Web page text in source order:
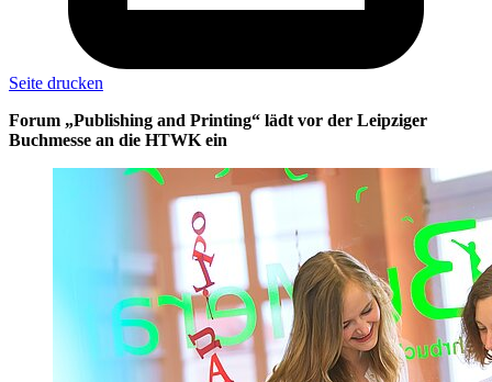
Seite drucken
Forum „Publishing and Printing“ lädt vor der Leipziger
Buchmesse an die HTWK ein